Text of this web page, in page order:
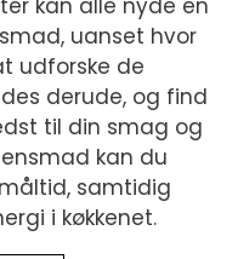
kan alle nyde en
uanset hvor
udforske de
derude, og find
til din smag og
kan du
samtidig
i køkkenet.